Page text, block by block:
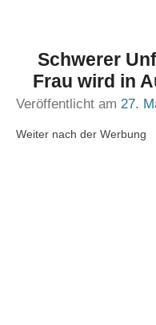
Schwerer
Frau wird in
Veröffentlicht am 27.
Weiter nach der Werbung